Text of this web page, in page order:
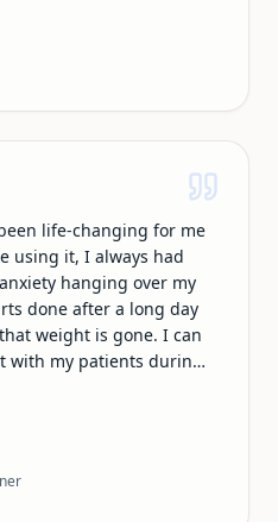
log. I am most
of Vetrec to be
microphone, which
the room,
treatment area
life-changing for me
using it, I always had
hanging over my
done after a long day
weight is gone. I can
with my patients during
time. The records it
detailed and sound far
I used to write
earlier, I have more